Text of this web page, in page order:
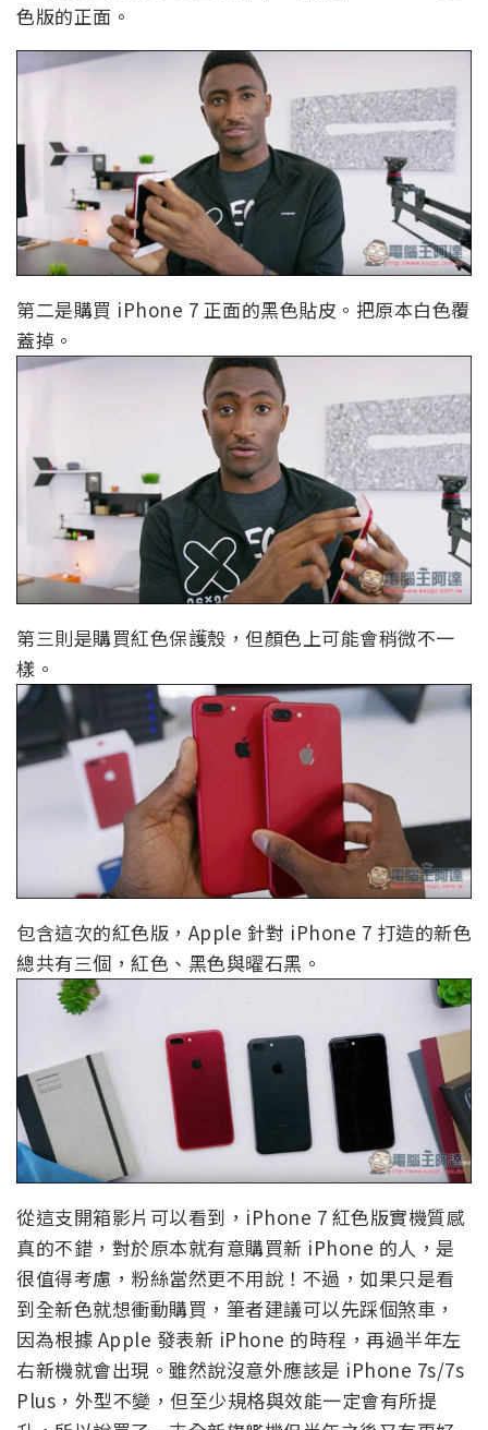
色版的正面。
第二是購買 iPhone 7 正面的黑色貼皮。把原本白色覆
蓋掉。
第三則是購買紅色保護殼，但顏色上可能會稍微不一
樣。
包含這次的紅色版，Apple 針對 iPhone 7 打造的新色
總共有三個，紅色、黑色與曜石黑。
從這支開箱影片可以看到，iPhone 7 紅色版實機質感
真的不錯，對於原本就有意購買新 iPhone 的人，是
很值得考慮，粉絲當然更不用說！不過，如果只是看
到全新色就想衝動購買，筆者建議可以先踩個煞車，
因為根據 Apple 發表新 iPhone 的時程，再過半年左
右新機就會出現。雖然說沒意外應該是 iPhone 7s/7s
Plus，外型不變，但至少規格與效能一定會有所提